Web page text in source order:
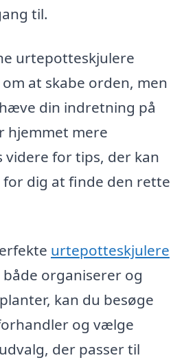
til.
urtepotteskjulere
at skabe orden, men
din indretning på
hjemmet mere
for tips, der kan
dig at finde den rette
urtepotteskjulere
både organiserer og
kan du besøge
og vælge
der passer til